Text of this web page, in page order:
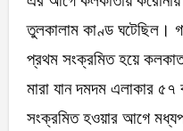
তুলকালাম কাণ্ড ঘটেছিল।
প্রথম সংক্রমিত হয়ে
মারা যান দমদম এলাকার
সংক্রমিত হওয়ার আগে